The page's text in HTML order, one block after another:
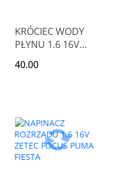
KRÓCIEC WODY
PŁYNU 1.6 16V
PUMA
40.00